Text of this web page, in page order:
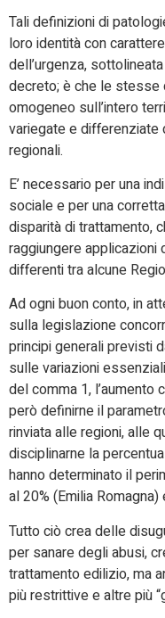
Tali definizioni di
loro identità con
dell’urgenza,
decreto; è che le
omogeneo sull’intero
variegate e differenziate
regionali.
E’ necessario per una
sociale e per una
disparità di trattamento,
raggiungere applicazioni
differenti tra alcune
Ad ogni buon conto, in
sulla legislazione
principi generali previsti
sulle variazioni
del comma 1,
però definirne il
rinviata alle regioni, alle
disciplinarne la
hanno determinato il
al 20% (Emilia
Tutto ciò crea delle
per sanare degli abusi,
trattamento edilizio, ma
più restrittive e altre più